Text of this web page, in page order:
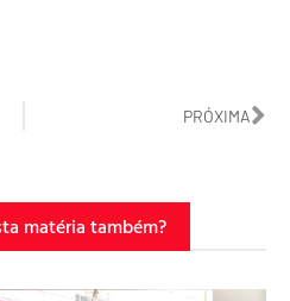
PRÓXIMA
matéria também?